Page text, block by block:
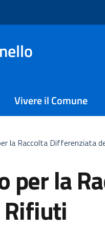
Vivere il Comune
la Raccolta Differenziata
per la